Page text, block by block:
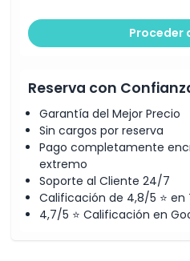
Proceder
Reserva con
Garantía del Mejor Precio
Sin cargos por reserva
Pago completamente
extremo
Soporte al Cliente 24/7
Calificación de 4,8/5 ⭐ en
4,7/5 ⭐ Calificación en